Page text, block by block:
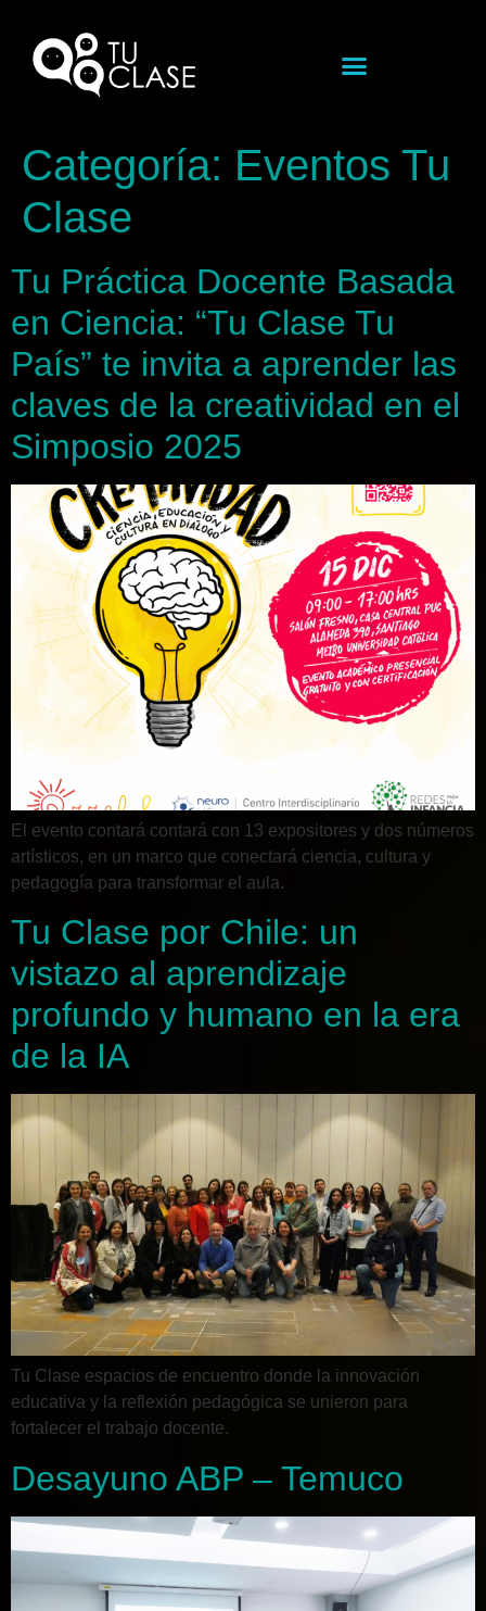
Categoría: Eventos Tu
Clase
Tu Práctica Docente Basada
en Ciencia: “Tu Clase Tu
País” te invita a aprender las
claves de la creatividad en el
Simposio 2025
El evento contará contará con 13 expositores y dos números
artísticos, en un marco que conectará ciencia, cultura y
pedagogía para transformar el aula.
Tu Clase por Chile: un
vistazo al aprendizaje
profundo y humano en la era
de la IA
Tu Clase espacios de encuentro donde la innovación
educativa y la reflexión pedagógica se unieron para
fortalecer el trabajo docente.
Desayuno ABP – Temuco